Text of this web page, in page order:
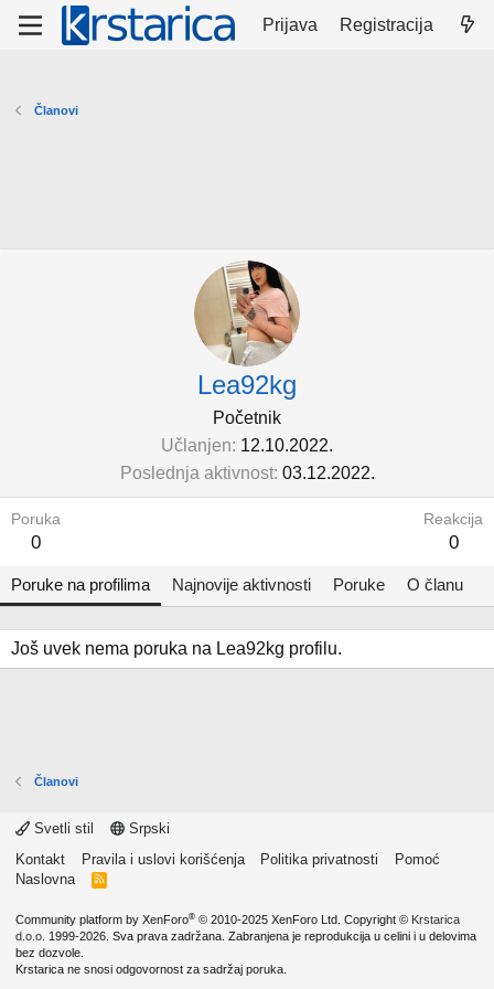
Prijava Registracija
Članovi
Lea92kg
Početnik
Učlanjen 12.10.2022.
Poslednja aktivnost 03.12.2022.
Poruka
0
Reakcija
0
Poruke na profilima Najnovije aktivnosti Poruke O članu
Još uvek nema poruka na Lea92kg profilu.
Članovi
Svetli stil
Srpski
Kontakt
Pravila i uslovi korišćenja Politika privatnosti
Pomoć
Naslovna
R
Community platform by XenForo® © 2010-2025 XenForo Ltd. Copyright © Krstarica
d.o.o. 1999-2026. Sva prava zadržana. Zabranjena je reprodukcija u celini i u delovima
bez dozvole.
Krstarica ne snosi odgovornost za sadržaj poruka.